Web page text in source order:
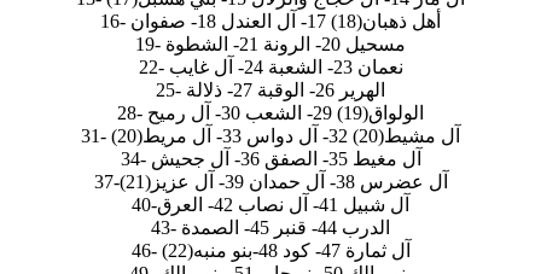
16- أهل ذهبان(18) 17- آل العندل 18- صفوان
19- مسحيل 20- الرونة 21- الشطوة
22- نعمان 23- الشعبة 24- آل غايب
25- الهرير 26- الوقبة 27- ذلالة
28- الولواق(19) 29- الشعب 30- آل رميح
31- آل مشيط(20) 32- آل دواس 33- آل مريط(20)
34- آل مغيط 35- الصفق 36- آل جحيش
37-آل عضرس 38- آل حمدان 39- آل عزيز(21)
40-آل شبيل 41- آل نصاب 42- العرق
43- الدرب 44- قنبر 45- الصمدة
46- آل ثمارة 47- كود 48-بنو منبه(22)